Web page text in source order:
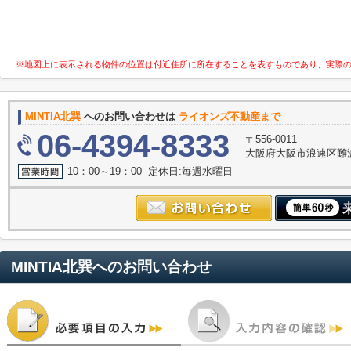
※地図上に表示される物件の位置は付近住所に所在することを表すものであり、実際
MINTIA北巽 へのお問い合わせは ライオンズ不動産まで
06-4394-8333
〒556-0011
大阪府大阪市浪速区難
10：00～19：00 定休日:毎週水曜日
MINTIA北巽へのお問い合わせ